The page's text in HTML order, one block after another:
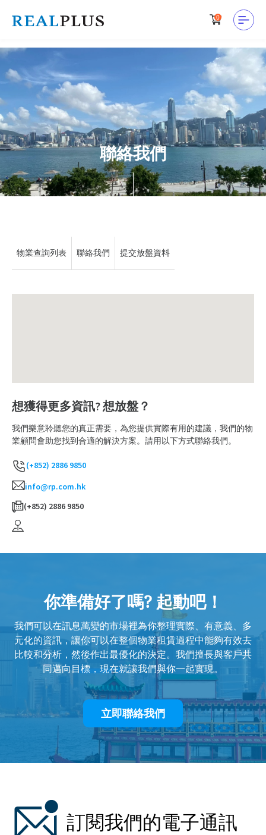
0
聯絡我們
物業查詢列表 聯絡我們 提交放盤資料
想獲得更多資訊? 想放盤？
我們樂意聆聽您的真正需要，為您提供實際有用的建議，我們的物
業顧問會助您找到合適的解決方案。請用以下方式聯絡我們。
(+852) 2886 9850
info@rp.com.hk
(+852) 2886 9850
你準備好了嗎? 起動吧！
我們可以在訊息萬變的市場裡為你整理實際、有意義、多
元化的資訊，讓你可以在整個物業租賃過程中能夠有效去
比較和分析，然後作出最優化的決定。我們擅長與客戶共
同邁向目標，現在就讓我們與你一起實現。
立即聯絡我們
訂閱我們的電子通訊